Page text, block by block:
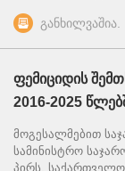
განხილვაშია.
ფემიციდის
2016-2025
მოგესალმებით
სამინისტრო
პირს.